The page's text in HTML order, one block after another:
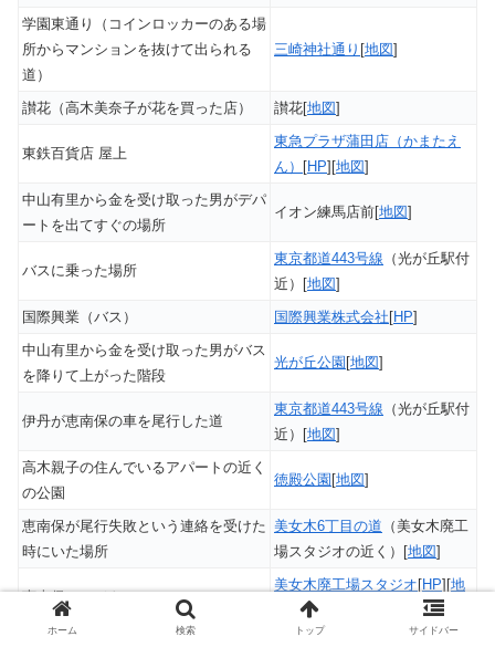
学園東通り（コインロッカーのある場
所からマンションを抜けて出られる
道）
三崎神社通り [地図]
讃花（高木美奈子が花を買った店） 讃花[地図]
東鉄百貨店 屋上
東急プラザ蒲田店（かまたえ
ん）
[HP][地図]
中山有里から金を受け取った男がデパ
ートを出てすぐの場所
イオン練馬店前[地図]
バスに乗った場所
東京都道443号線 （光が丘駅付
近）[地図]
国際興業（バス）
国際興業株式会社 [HP]
中山有里から金を受け取った男がバス
を降りて上がった階段
光が丘公園 [地図]
伊丹が恵南保の車を尾行した道
東京都道443号線 （光が丘駅付
近）[地図]
高木親子の住んでいるアパートの近く
の公園
徳殿公園 [地図]
恵南保が尾行失敗という連絡を受けた
時にいた場所
美女木6丁目の道 （美女木廃工
場スタジオの近く）[地図]
恵南保のアジト
美女木廃工場スタジオ [HP][地
ホーム 検索 トップ サイドバー